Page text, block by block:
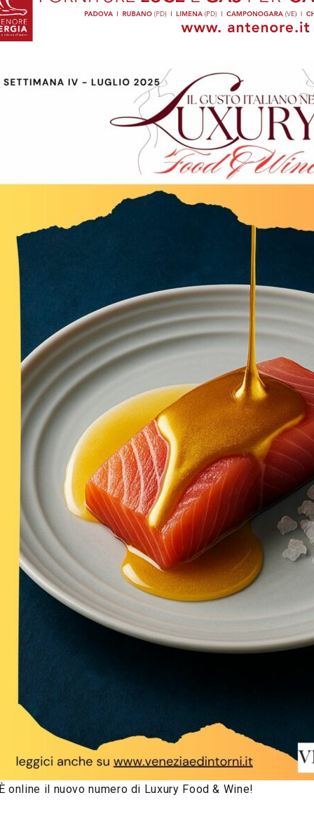
È online il nuovo numero di Luxury Food & Wine!